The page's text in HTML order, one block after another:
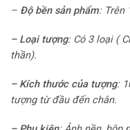
– Độ bền sản phẩm: Trên
– Loại tượng: Có 3 loại (
thần).
– Kích thước của tượng:
tượng từ đầu đến chân.